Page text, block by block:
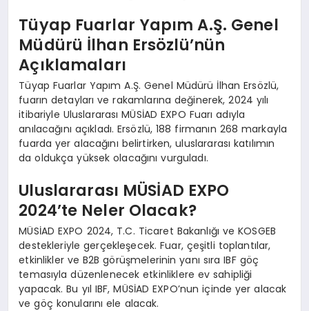
Tüyap Fuarlar Yapım A.Ş. Genel
Müdürü İlhan Ersözlü’nün
Açıklamaları
Tüyap Fuarlar Yapım A.Ş. Genel Müdürü İlhan Ersözlü,
fuarın detayları ve rakamlarına değinerek, 2024 yılı
itibariyle Uluslararası MÜSİAD EXPO Fuarı adıyla
anılacağını açıkladı. Ersözlü, 188 firmanın 268 markayla
fuarda yer alacağını belirtirken, uluslararası katılımın
da oldukça yüksek olacağını vurguladı.
Uluslararası MÜSİAD EXPO
2024’te Neler Olacak?
MÜSİAD EXPO 2024, T.C. Ticaret Bakanlığı ve KOSGEB
destekleriyle gerçekleşecek. Fuar, çeşitli toplantılar,
etkinlikler ve B2B görüşmelerinin yanı sıra IBF göç
temasıyla düzenlenecek etkinliklere ev sahipliği
yapacak. Bu yıl IBF, MÜSİAD EXPO’nun içinde yer alacak
ve göç konularını ele alacak.